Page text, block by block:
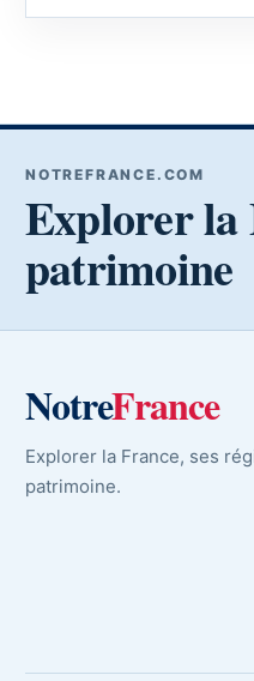
NOTREFRANCE.COM
Explorer la
patrimoine
NotreFrance
Explorer la France, ses
patrimoine.